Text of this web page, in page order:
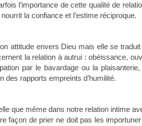
l’importance de cette qualité de
la confiance et l’estime réciproque.
attitude envers Dieu mais elle se
la relation à autrui : obéissance,
par le bavardage ou la
des rapports empreints d’humilité.
que même dans notre relation intime
façon de prier ne doit pas les